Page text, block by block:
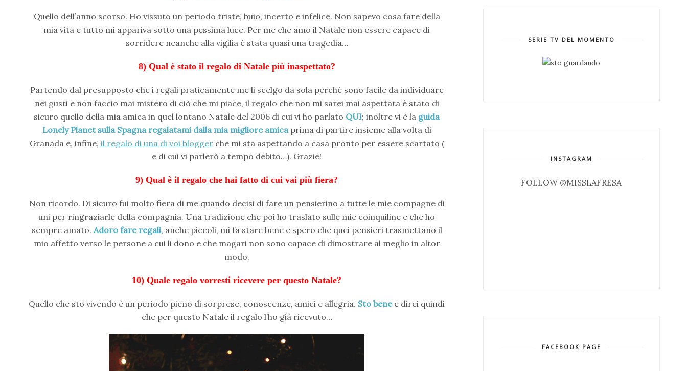
Quello dell’anno scorso. Ho vissuto un periodo triste, buio, incerto e infelice. Non sapevo cosa fare della
mia vita e tutto mi appariva sotto una pessima luce. Per me che amo il Natale non essere capace di
sorridere neanche alla vigilia è stata quasi una tragedia…
8) Qual è stato il regalo di Natale più inaspettato?
Partendo dal presupposto che i regali praticamente me li scelgo da sola perché sono facile da individuare
nei gusti e non faccio mai mistero di ciò che mi piace, il regalo che non mi sarei mai aspettata è stato di
sicuro quello della mia amica in quel lontano Natale del 2006 di cui vi ho parlato QUI; inoltre vi è la guida
Lonely Planet sulla Spagna regalatami dalla mia migliore amicaprima di partire insieme alla volta di
Granada e, infine, il regalo di una di voi bloggerche mi sta aspettando a casa pronto per essere scartato (
e di cui vi parlerò a tempo debito…). Grazie!
9) Qual è il regalo che hai fatto di cui vai più fiera?
Non ricordo. Di sicuro fui molto fiera di me quando decisi di fare un pensierino a tutte le mie compagne di
uni per ringraziarle della compagnia. Una tradizione che poi ho traslato sulle mie coinquiline e che ho
sempre amato. Adoro fare regali, anche piccoli, mi fa stare bene e spero che quei pensieri trasmettano il
mio affetto verso le persone a cui li dono e che magari non sono capace di dimostrare al meglio in altor
modo.
10) Quale regalo vorresti ricevere per questo Natale?
Quello che sto vivendo è un periodo pieno di sorprese, conoscenze, amici e allegria. Sto benee direi quindi
che per questo Natale il regalo l’ho già ricevuto…
SERIE TV DEL MOMENTO
INSTAGRAM
FOLLOW @MISSLAFRESA
FACEBOOK PAGE